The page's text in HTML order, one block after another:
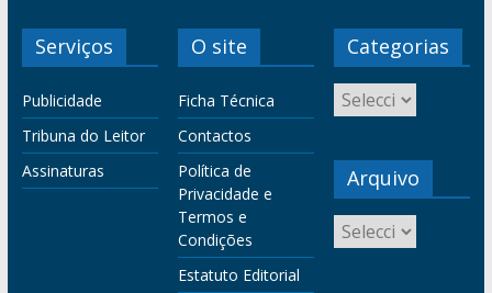
Serviços
Publicidade
Tribuna do Leitor
Assinaturas
O site
Ficha Técnica
Contactos
Política de
Privacidade e
Termos e
Condições
Estatuto Editorial
Categorias
Arquivo